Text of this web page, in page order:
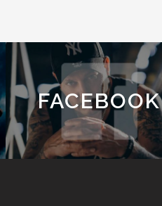
FACEBOOK